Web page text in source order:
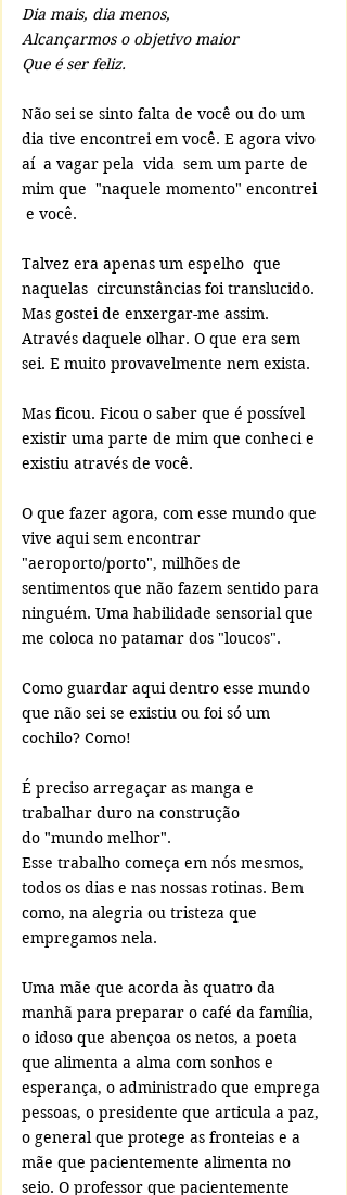
Dia mais, dia menos,
Alcançarmos o objetivo maior
Que é ser feliz.
Não sei se sinto falta de você ou do um
dia tive encontrei em você. E agora vivo
aí  a vagar pela  vida  sem um parte de
mim que  "naquele momento" encontrei
e você.
Talvez era apenas um espelho  que
naquelas  circunstâncias foi translucido.
Mas gostei de enxergar-me assim.
Através daquele olhar. O que era sem
sei. E muito provavelmente nem exista.
Mas ficou. Ficou o saber que é possível
existir uma parte de mim que conheci e
existiu através de você.
O que fazer agora, com esse mundo que
vive aqui sem encontrar
"aeroporto/porto", milhões de
sentimentos que não fazem sentido para
ninguém. Uma habilidade sensorial que
me coloca no patamar dos "loucos".
Como guardar aqui dentro esse mundo
que não sei se existiu ou foi só um
cochilo? Como!
É preciso arregaçar as manga e
trabalhar duro na construção
do "mundo melhor".
Esse trabalho começa em nós mesmos,
todos os dias e nas nossas rotinas. Bem
como, na alegria ou tristeza que
empregamos nela.
Uma mãe que acorda às quatro da
manhã para preparar o café da família,
o idoso que abençoa os netos, a poeta
que alimenta a alma com sonhos e
esperança, o administrado que emprega
pessoas, o presidente que articula a paz,
o general que protege as fronteias e a
mãe que pacientemente alimenta no
seio. O professor que pacientemente